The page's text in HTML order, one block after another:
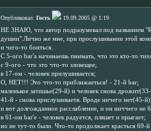
Опубликовал: Гость
19.09.2005 @ 1:19
НЕ ЗНАЮ, что автор подразумевал под названием
душии".Лично же мне, при прослушивании этой
и чего-то боиться.
С 5-ого bar'а начинаешь пнимать, что это кто-то
с 9-ого - что это что-то зловещее;
в 17-ом - человек прилушивается;
О, НЕТ!!! Это что-то приближаеться! - 21-й bar;
маленькое затишье(29-й) и человек снова
41-й - снова прислушиваетя. Вроде ничего нет(45-
и вот долгожданное расслабление, и он ниччего не
в 61-ом bar'е - человек радуется, пляшет и прыгает;
но не тут-то было. Что-то продолжает красться 69-